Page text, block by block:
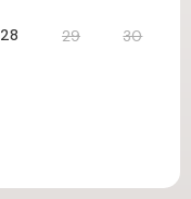
28 29 30